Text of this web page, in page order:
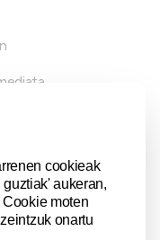
permitiendo que el
de la co-